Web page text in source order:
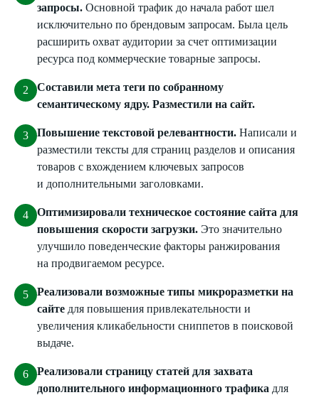
запросы. Основной трафик до начала работ шел
исключительно по брендовым запросам. Была цель
расширить охват аудитории за счет оптимизации
ресурса под коммерческие товарные запросы.
Составили мета теги по собранному
семантическому ядру. Разместили на сайт.
Повышение текстовой релевантности. Написали и
разместили тексты для страниц разделов и описания
товаров с вхождением ключевых запросов
и дополнительными заголовками.
Оптимизировали техническое состояние сайта для
повышения скорости загрузки. Это значительно
улучшило поведенческие факторы ранжирования
на продвигаемом ресурсе.
Реализовали возможные типы микроразметки на
сайте для повышения привлекательности и
увеличения кликабельности сниппетов в поисковой
выдаче.
Реализовали страницу статей для захвата
дополнительного информационного трафика для